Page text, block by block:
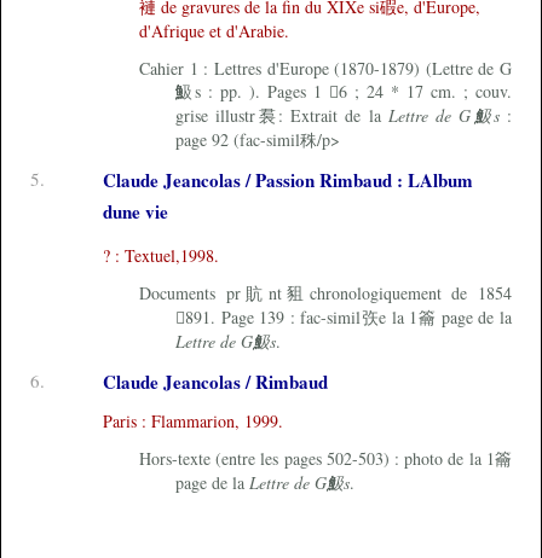
褳 de gravures de la fin du XIXe si碬e, d'Europe,
d'Afrique et d'Arabie.
Cahier 1 : Lettres d'Europe (1870-1879) (Lettre de G
魥s : pp. ). Pages 1 6 ; 24 * 17 cm. ; couv.
grise illustr裠: Extrait de la Lettre de G魥s:
page 92 (fac-simil秼/p>
5.
Claude Jeancolas / Passion Rimbaud : LAlbum
dune vie
? : Textuel,1998.
Documents pr貥nt豠chronologiquement de 1854
891. Page 139 : fac-simil矤e la 1籥 page de la
Lettre de G魥s.
6. Claude Jeancolas / Rimbaud
Paris : Flammarion, 1999.
Hors-texte (entre les pages 502-503) : photo de la 1籥
page de la Lettre de G魥s.